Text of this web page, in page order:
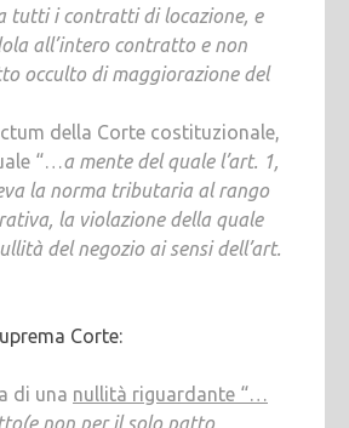
tutti i contratti di locazione, e
all’intero contratto e non
occulto di maggiorazione del
della Corte costituzionale,
“…a mente del quale l’art. 1,
la norma tributaria al rango
la violazione della quale
del negozio ai sensi dell’art.
Corte:
di una nullità riguardante “…
(e non per il solo patto